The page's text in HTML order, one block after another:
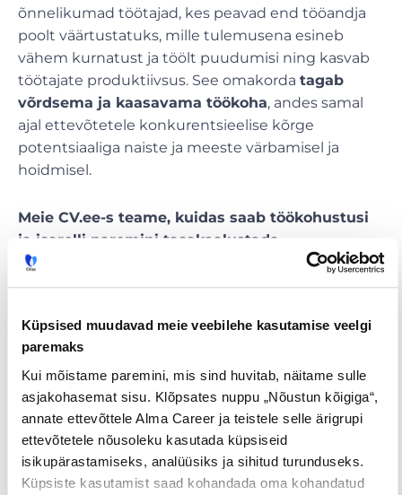
Küpsised muudavad meie veebilehe kasutamise veelgi
paremaks
Kui mõistame paremini, mis sind huvitab, näitame sulle
asjakohasemat sisu. Klõpsates nuppu „Nõustun kõigiga“,
annate ettevõttele Alma Career ja teistele selle ärigrupi
ettevõtetele nõusoleku kasutada küpsiseid
isikupärastamiseks, analüüsiks ja sihitud turunduseks.
Küpsiste kasutamist saad kohandada oma kohandatud
õnnelikumad töötajad, kes peavad end tööandja
poolt väärtustatuks, mille tulemusena esineb
vähem kurnatust ja töölt puudumisi ning kasvab
töötajate produktiivsus. See omakorda tagab
võrdsema ja kaasavama töökoha, andes samal
ajal ettevõtetele konkurentsieelise kõrge
potentsiaaliga naiste ja meeste värbamisel ja
hoidmisel.
Meie CV.ee-s teame, kuidas saab töökohustusi
ja isarolli paremini tasakaalustada.
Tööpakkumised kodukontori võimalusega
muudavad pere- ja tööelu kooskõlastamise
ise soovid!
Leia sobiv tööpakkumine kodukontori
võimalusegaSIIT.
CV-Online tiim soovib kõigile isadele lõbusat
isadepäeva!♡